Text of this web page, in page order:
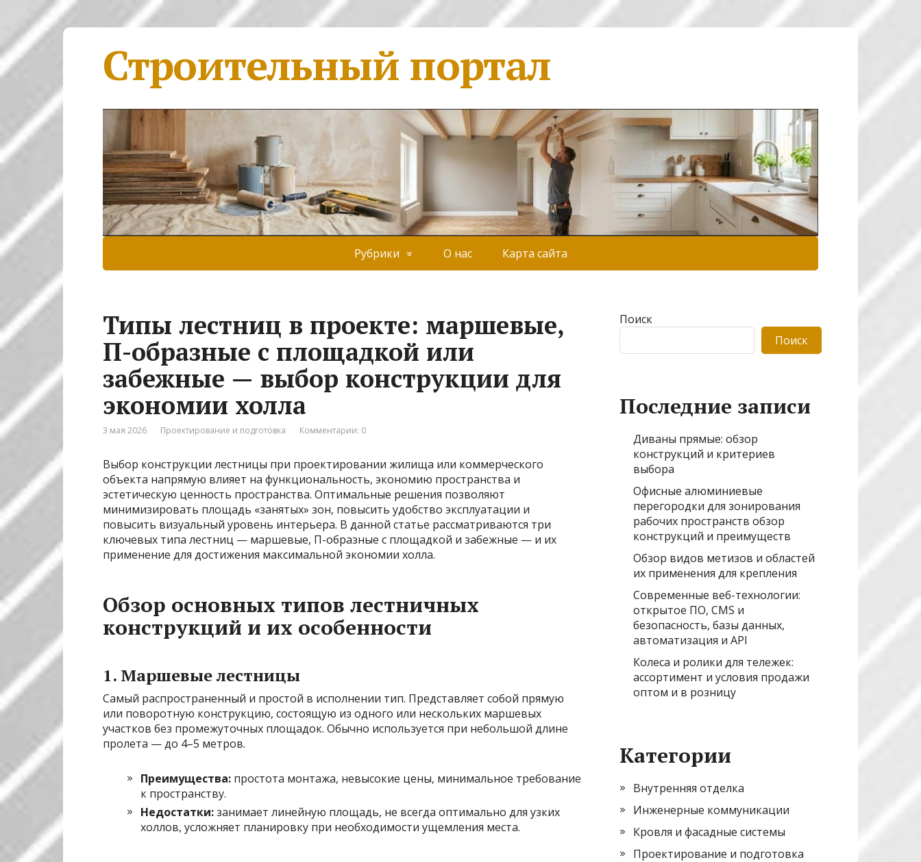
Строительный портал
Рубрики О нас Карта сайта
Типы лестниц в проекте: маршевые,
П-образные с площадкой или
забежные — выбор конструкции для
экономии холла
3 мая 2026 Проектирование и подготовка Комментарии: 0
Выбор конструкции лестницы при проектировании жилища или коммерческого
объекта напрямую влияет на функциональность, экономию пространства и
эстетическую ценность пространства. Оптимальные решения позволяют
минимизировать площадь «занятых» зон, повысить удобство эксплуатации и
повысить визуальный уровень интерьера. В данной статье рассматриваются три
ключевых типа лестниц — маршевые, П-образные с площадкой и забежные — и их
применение для достижения максимальной экономии холла.
Обзор основных типов лестничных
конструкций и их особенности
1. Маршевые лестницы
Самый распространенный и простой в исполнении тип. Представляет собой прямую
или поворотную конструкцию, состоящую из одного или нескольких маршевых
участков без промежуточных площадок. Обычно используется при небольшой длине
пролета — до 4–5 метров.
Преимущества: простота монтажа, невысокие цены, минимальное требование
к пространству.
Недостатки:занимает линейную площадь, не всегда оптимально для узких
холлов, усложняет планировку при необходимости ущемления места.
Поиск
Поиск
Последние записи
Диваны прямые: обзор
конструкций и критериев
выбора
Офисные алюминиевые
перегородки для зонирования
рабочих пространств обзор
конструкций и преимуществ
Обзор видов метизов и областей
их применения для крепления
Современные веб-технологии:
открытое ПО, CMS и
безопасность, базы данных,
автоматизация и API
Колеса и ролики для тележек:
ассортимент и условия продажи
оптом и в розницу
Категории
Внутренняя отделка
Инженерные коммуникации
Кровля и фасадные системы
Проектирование и подготовка